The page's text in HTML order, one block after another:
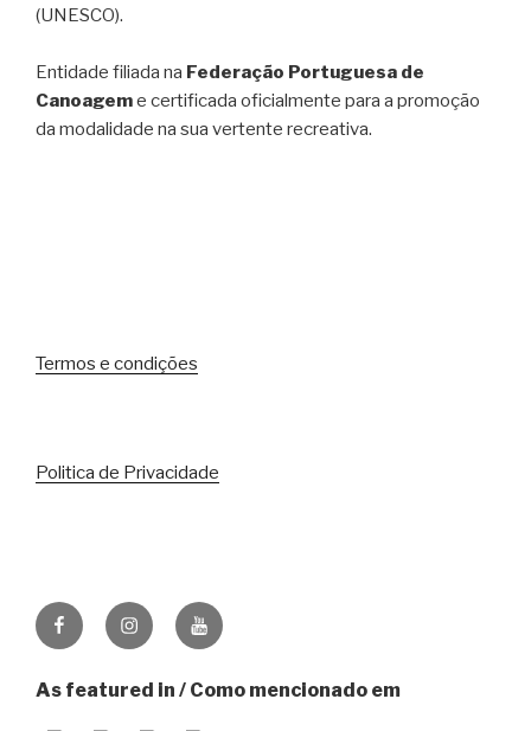
(UNESCO).
Entidade filiada na Federação Portuguesa de
Canoageme certificada oficialmente para a promoção
da modalidade na sua vertente recreativa.
Termos e condições
Politica de Privacidade
FacebookInstagramYoutube
As featured in / Como mencionado em